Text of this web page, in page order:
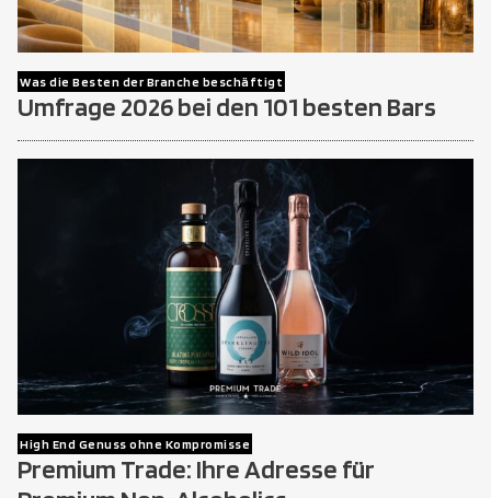
Was die Besten der Branche beschäftigt
Umfrage 2026 bei den 101 besten Bars
High End Genuss ohne Kompromisse
Premium Trade: Ihre Adresse für